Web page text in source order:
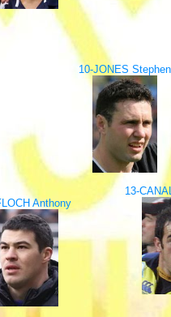
10-JONES Stephen
13-
Anthony